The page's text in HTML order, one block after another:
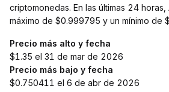
criptomonedas. En las últimas 24 horas,
máximo de $0.999795 y un mínimo de
Precio más alto y fecha
$1.35 el 31 de mar de 2026
Precio más bajo y fecha
$0.750411 el 6 de abr de 2026